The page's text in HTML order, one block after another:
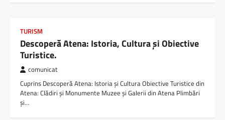
TURISM
Descoperă Atena: Istoria, Cultura și Obiective
Turistice.
comunicat
Cuprins Descoperă Atena: Istoria și Cultura Obiective Turistice din
Atena: Clădiri și Monumente Muzee și Galerii din Atena Plimbări
și…